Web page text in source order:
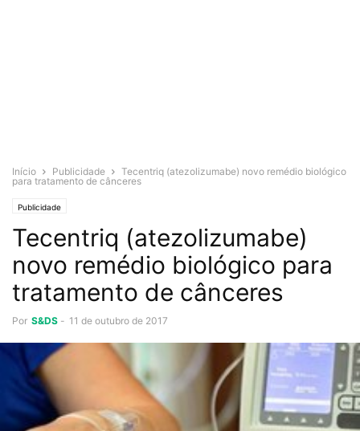
Início Publicidade
Tecentriq (atezolizumabe) novo remédio biológico
para tratamento de cânceres
Publicidade
Tecentriq (atezolizumabe)
novo remédio biológico para
tratamento de cânceres
Por S&DS - 11 de outubro de 2017